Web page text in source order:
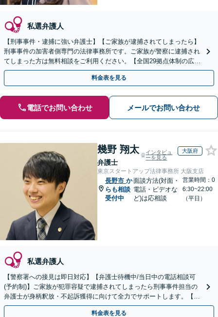
私選弁護人
【刑事事件・逮捕に強い弁護士】【ご家族が逮捕されてしまったら】
刑事事件の加害者側専門の法律事務所です。ご家族が警察に逮捕され
てしまった方は無料相談をご利用ください。【全国29拠点体制の広域
対応】【弁護士待機中/当日中の電話相談可(予約制)】
料金表を見る
電話でお問い合わせ メールでお問い合わせ
幾野 翔太
弁護士
インタビュ
ーを見る
大阪府
東京スタートアップ法律事務所 大阪支店
長野市 か
らも相談
受付中
面談方法(対面・
電話・ビデオな
ど)は応相談
営業時間：0
6:30~22:00
（平日）
私選弁護人
【警察署への接見は即日対応】【弁護士待機中/当日中の電話相談可
(予約制)】ご家族が犯罪容疑で逮捕されてしまったら刑事事件担当の
弁護士が身柄釈放・不起訴獲得に向けて全力でサポートします。【毎
月100名以上の相談実績】【全国対応】
料金表を見る